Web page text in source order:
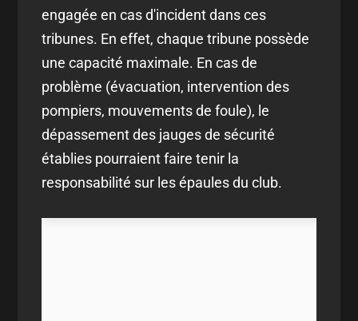
engagée en cas d'incident dans ces
tribunes. En effet, chaque tribune possède
une capacité maximale. En cas de
problème (évacuation, intervention des
pompiers, mouvements de foule), le
dépassement des jauges de sécurité
établies pourraient faire tenir la
responsabilité sur les épaules du club.